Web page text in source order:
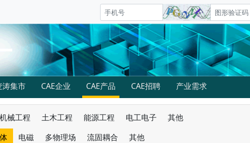
涛集市 CAE企业 CAE产品 CAE招聘 产业需求
机械工程 土木工程 能源工程 电工电子
其他
电磁 多物理场 流固耦合 其他